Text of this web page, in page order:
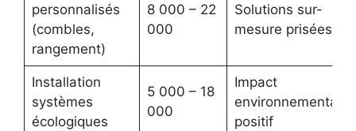
personnalisés
(combles,
rangement)
8 000 – 22
000
Solutions sur-
mesure prisées
Installation
systèmes
écologiques
5 000 – 18
000
Impact
environnemental
positif